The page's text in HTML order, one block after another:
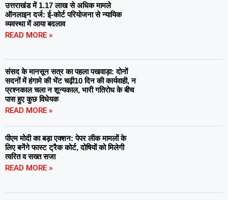
उत्तराखंड में 1.17 लाख से अधिक मामले
ऑनलाइन दर्ज: ई-कोर्ट परियोजना से न्यायिक
व्यवस्था में आया बदलाव
READ MORE »
संसद के मानसून सत्र का पहला पखवाड़ा: दोनों
सदनों में हंगामे की भेंट चढ़ी10 दिन की कार्यवाही, न
प्रश्नकाल चला न शून्यकाल, भारी गतिरोध के बीच
पास हुए कुछ विधेयक
READ MORE »
पीएम मोदी का बड़ा एक्शन: पेपर लीक मामलों के
लिए बनेंगे फास्ट ट्रैक कोर्ट, दोषियों को मिलेगी
त्वरित व सख्त सजा
READ MORE »